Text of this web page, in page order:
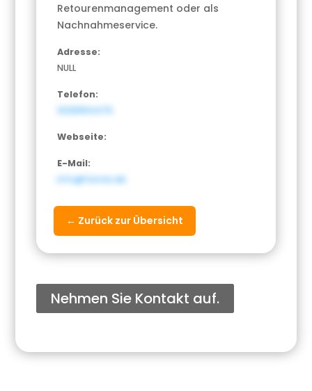
Retourenmanagement oder als
Nachnahmeservice.
Adresse:
NULL
Telefon:
3025894475
Webseite:
E-Mail:
info@farnia.de
← Zurück zur Übersicht
Nehmen Sie Kontakt auf.